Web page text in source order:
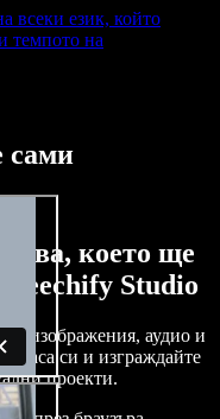
всеки език, който
темпото на
сами
което ще
Studio
изображения, аудио и
гласа си и изграждайте
проекти.